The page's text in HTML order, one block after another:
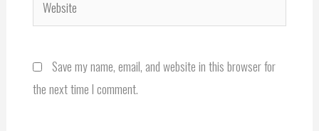
Save my name, email, and website in this browser for
the next time I comment.